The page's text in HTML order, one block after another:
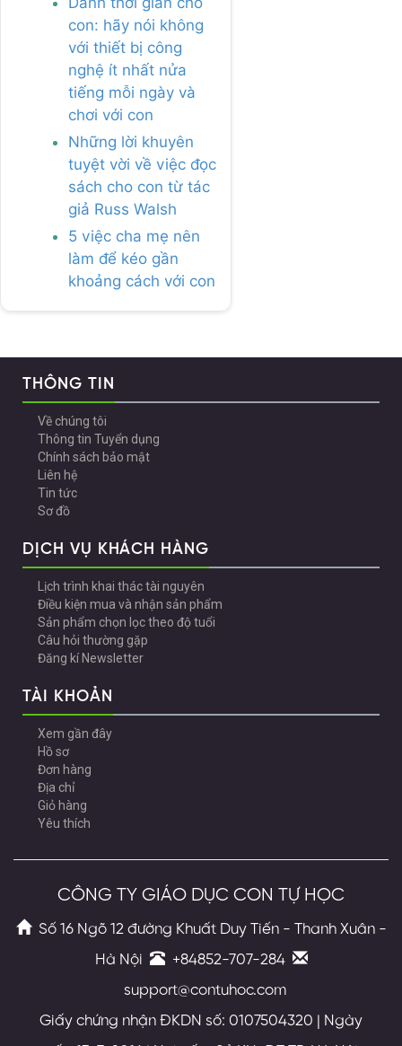
con: hãy nói không
với thiết bị công
nghệ ít nhất nửa
tiếng mỗi ngày và
chơi với con
Những lời khuyên
tuyệt vời về việc đọc
sách cho con từ tác
giả Russ Walsh
5 việc cha mẹ nên
làm để kéo gần
khoảng cách với con
THÔNG TIN
Về chúng tôi
Thông tin Tuyển dụng
Chính sách bảo mật
Liên hệ
Tin tức
Sơ đồ
DỊCH VỤ KHÁCH HÀNG
Lịch trình khai thác tài nguyên
Điều kiện mua và nhận sản phẩm
Sản phẩm chọn lọc theo độ tuổi
Câu hỏi thường gặp
Đăng kí Newsletter
TÀI KHOẢN
Xem gần đây
Hồ sơ
Đơn hàng
Địa chỉ
Giỏ hàng
Yêu thích
CÔNG TY GIÁO DỤC CON TỰ HỌC
Số 16 Ngõ 12 đường Khuất Duy Tiến - Thanh Xuân -
Hà Nội
+84852-707-284
support@contuhoc.com
Giấy chứng nhận ĐKDN số: 0107504320 | Ngày